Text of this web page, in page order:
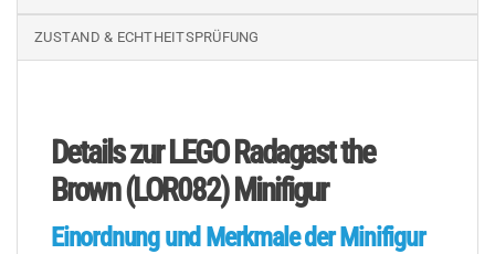
ZUSTAND & ECHTHEITSPRÜFUNG
Details zur LEGO Radagast the
Brown (LOR082) Minifigur
Einordnung und Merkmale der Minifigur